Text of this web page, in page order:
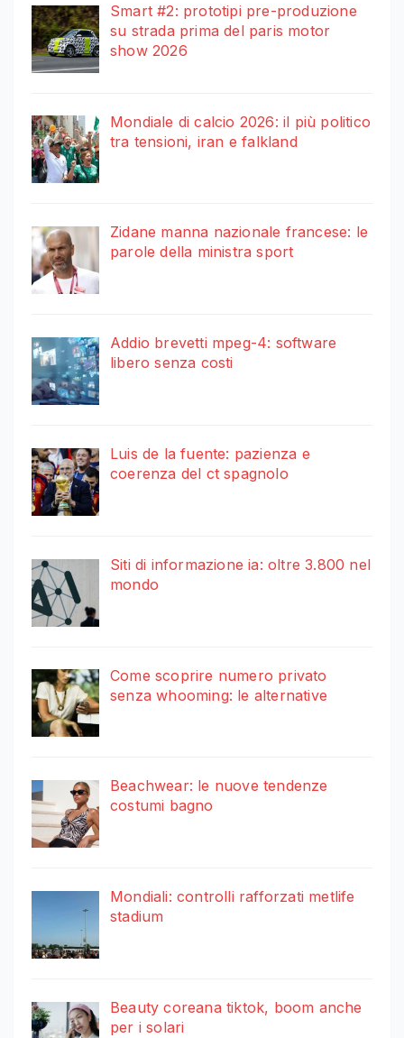
Smart #2: prototipi pre-produzione
su strada prima del paris motor
show 2026
Mondiale di calcio 2026: il più politico
tra tensioni, iran e falkland
Zidane manna nazionale francese: le
parole della ministra sport
Addio brevetti mpeg-4: software
libero senza costi
Luis de la fuente: pazienza e
coerenza del ct spagnolo
Siti di informazione ia: oltre 3.800 nel
mondo
Come scoprire numero privato
senza whooming: le alternative
Beachwear: le nuove tendenze
costumi bagno
Mondiali: controlli rafforzati metlife
stadium
Beauty coreana tiktok, boom anche
per i solari